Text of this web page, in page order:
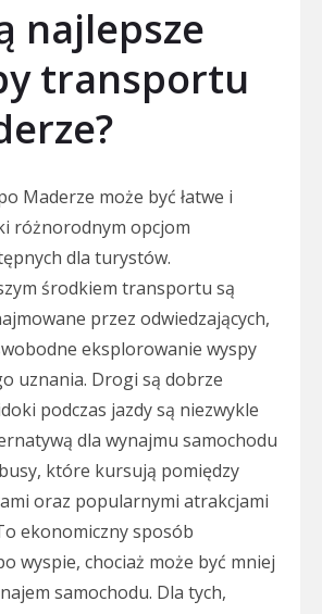
najlepsze
transportu
Maderze może być łatwe i
różnorodnym opcjom
dla turystów.
środkiem transportu są
przez odwiedzających,
eksplorowanie wyspy
uznania. Drogi są dobrze
podczas jazdy są niezwykle
dla wynajmu samochodu
które kursują pomiędzy
oraz popularnymi atrakcjami
ekonomiczny sposób
wyspie, chociaż może być mniej
samochodu. Dla tych,